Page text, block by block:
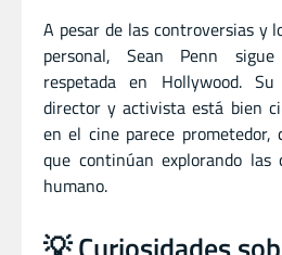
A pesar de las controversias y
personal, Sean Penn
respetada en Hollywood.
director y activista está bien
en el cine parece prometedor,
que continúan explorando las
humano.